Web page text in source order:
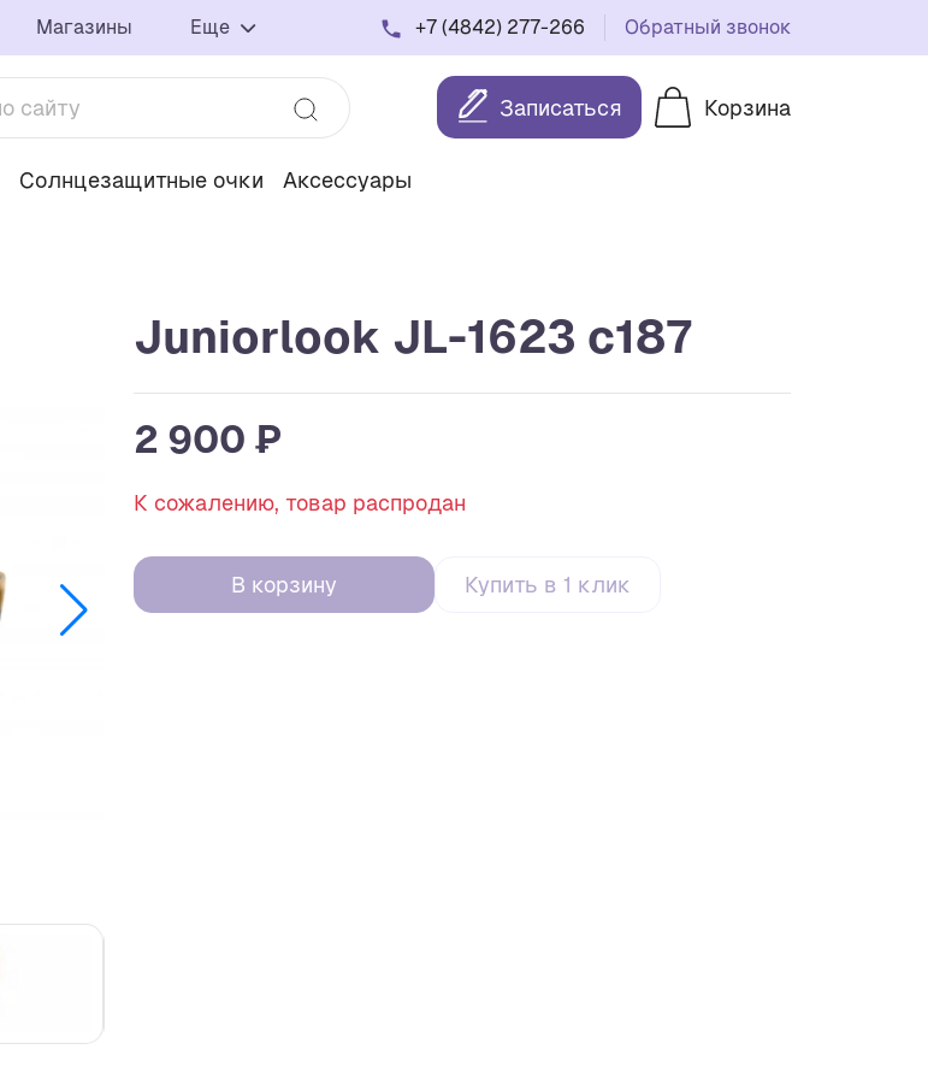
Магазины Еще +7 (4842) 277-266 Обратный звонок
Записаться Корзина
Солнцезащитные очки Аксессуары
Juniorlook JL-1623 c187
2 900 ₽
К сожалению, товар распродан
В корзину Купить в 1 клик